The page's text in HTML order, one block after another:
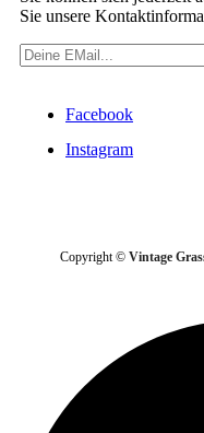
Sie unsere
Facebook
Instagram
Copyright © Vintage